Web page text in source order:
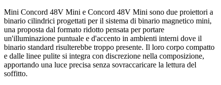
Mini Concord 48V Mini e Concord 48V Mini sono due proiettori a
binario cilindrici progettati per il sistema di binario magnetico mini,
una proposta dal formato ridotto pensata per portare
un'illuminazione puntuale e d'accento in ambienti interni dove il
binario standard risulterebbe troppo presente. Il loro corpo compatto
e dalle linee pulite si integra con discrezione nella composizione,
apportando una luce precisa senza sovraccaricare la lettura del
soffitto.